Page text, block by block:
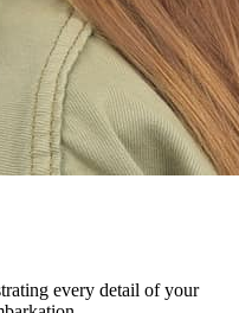
every detail of your